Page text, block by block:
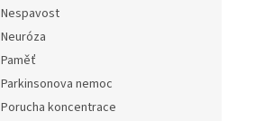
Nespavost
Neuróza
Paměť
Parkinsonova nemoc
Porucha koncentrace